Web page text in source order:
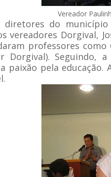
Vereador
diretores do
vereadores Dorgival,
professores
Dorgival). Seguindo,
paixão pela